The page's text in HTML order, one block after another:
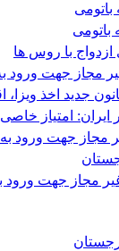
باتومی
با روس ها
مجاز جهت ورود
جدید اخذ
امتیاز
مجاز جهت ورود
مجاز جهت ورود